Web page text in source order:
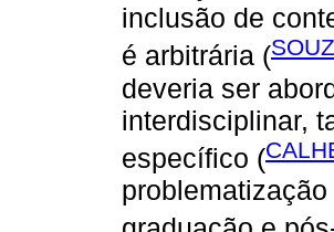
inclusão de
é arbitrária (
deveria ser
interdisciplinar,
específico (